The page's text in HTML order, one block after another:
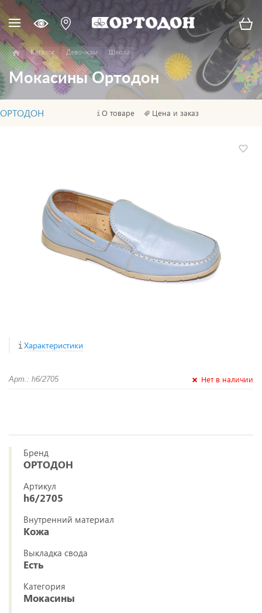
Каталог Девочкам Школа
Мокасины Ортодон
ОРТОДОН О товаре Цена и заказ
Характеристики
Арт.: h6/2705 Нет в наличии
Бренд
ОРТОДОН
Артикул
h6/2705
Внутренний материал
Кожа
Выкладка свода
Есть
Категория
Мокасины